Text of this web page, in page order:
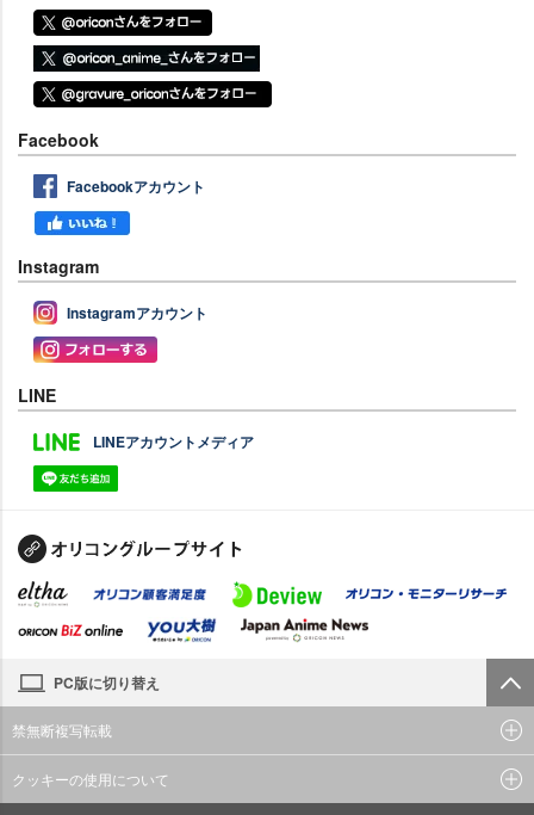
Facebook
Facebookアカウント
Instagram
Instagramアカウント
LINE
LINEアカウントメディア
PC版に切り替え
禁無断複写転載
クッキーの使用について